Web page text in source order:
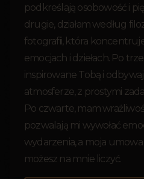
podkreślają osobowość i
drugie, działam według
fotografii, która koncentruje
emocjach i dziełach. Po
inspirowane Tobą i
atmosferze, z prostymi
Po czwarte, mam
pozwalają mi wywołać
wydarzenia, a moja
możesz na mnie liczyć.